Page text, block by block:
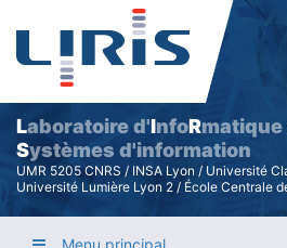
Aller
Laboratoire d'InfoRmatique
Systèmes d'information
UMR 5205 CNRS / INSA Lyon / Université
Université Lumière Lyon 2 / École Centrale
Menu principal